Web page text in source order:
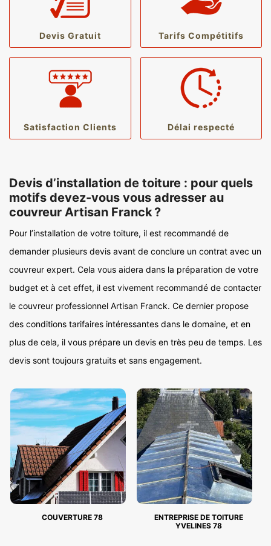
Devis Gratuit Tarifs Compétitifs
Satisfaction Clients Délai respecté
Devis d’installation de toiture : pour quels
motifs devez-vous vous adresser au
couvreur Artisan Franck ?
Pour l’installation de votre toiture, il est recommandé de
demander plusieurs devis avant de conclure un contrat avec un
couvreur expert. Cela vous aidera dans la préparation de votre
budget et à cet effet, il est vivement recommandé de contacter
le couvreur professionnel Artisan Franck. Ce dernier propose
des conditions tarifaires intéressantes dans le domaine, et en
plus de cela, il vous prépare un devis en très peu de temps. Les
devis sont toujours gratuits et sans engagement.
COUVERTURE 78
ENTREPRISE DE TOITURE
YVELINES 78